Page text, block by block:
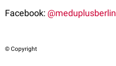
Facebook: @meduplusberlin
© Copyright